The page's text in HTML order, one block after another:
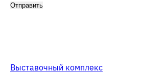
Отправить
Выставочный комплекс